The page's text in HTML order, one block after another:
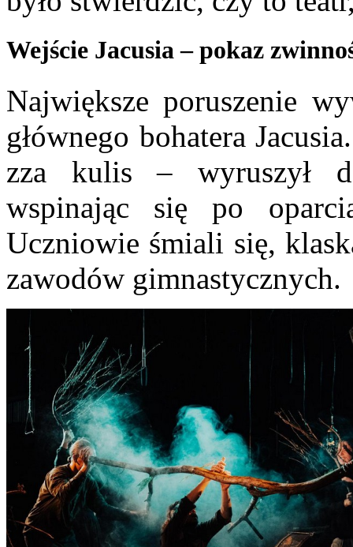
Wejście Jacusia – pokaz
Największe poruszenie
głównego bohatera
zza kulis – wyruszył
wspinając się po
Uczniowie śmiali się,
zawodów gimnastycznych.